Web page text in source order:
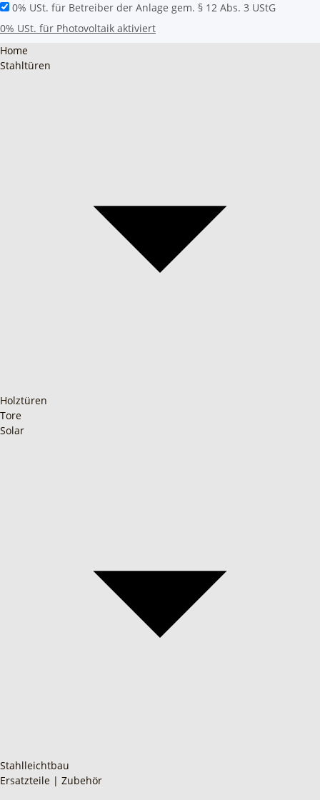
0% USt. für Betreiber der Anlage gem. § 12 Abs. 3 UStG
0% USt. für Photovoltaik aktiviert
Home
Stahltüren
Holztüren
Tore
Solar
Stahlleichtbau
Ersatzteile | Zubehör